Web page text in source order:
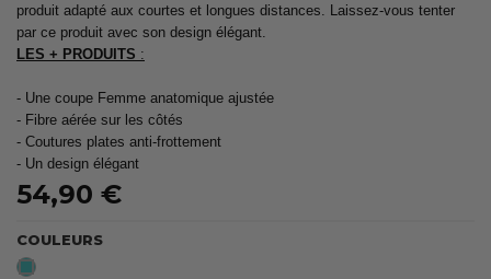
produit adapté aux courtes et longues distances. Laissez-vous tenter
par ce produit avec son design élégant.
LES + PRODUITS :
- Une coupe Femme anatomique ajustée
- Fibre aérée sur les côtés
- Coutures plates anti-frottement
- Un design élégant
54,90 €
COULEURS
Emeraude